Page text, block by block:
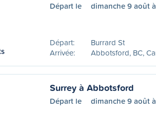
Départ le dimanche 9 août
Départ:
Burrard St
Arrivée:
Abbotsford, BC,
Surrey à Abbotsford
Départ le dimanche 9 août